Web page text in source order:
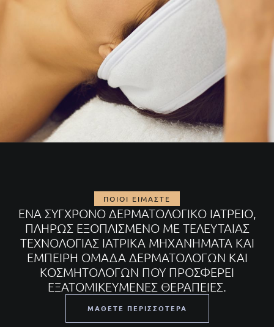
ΠΟΙΟΙ ΕΙΜΑΣΤΕ
ΈΝΑ ΣΎΓΧΡΟΝΟ ΔΕΡΜΑΤΟΛΟΓΙΚΌ ΙΑΤΡΕΊΟ,
ΠΛΉΡΩΣ ΕΞΟΠΛΙΣΜΈΝΟ ΜΕ ΤΕΛΕΥΤΑΊΑΣ
ΤΕΧΝΟΛΟΓΊΑΣ ΙΑΤΡΙΚΆ ΜΗΧΑΝΉΜΑΤΑ ΚΑΙ
ΈΜΠΕΙΡΗ ΟΜΆΔΑ ΔΕΡΜΑΤΟΛΌΓΩΝ ΚΑΙ
ΚΟΣΜΗΤΟΛΌΓΩΝ ΠΟΥ ΠΡΟΣΦΈΡΕΙ
ΕΞΑΤΟΜΙΚΕΥΜΈΝΕΣ ΘΕΡΑΠΕΊΕΣ.
ΜΆΘΕΤΕ ΠΕΡΙΣΣΌΤΕΡΑ